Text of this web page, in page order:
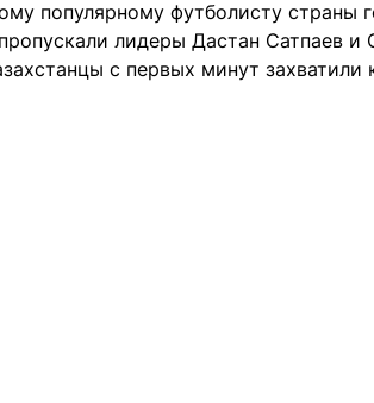
(700) 3 888 188
популярному футболисту страны
лидеры Дастан Сатпаев и
с первых минут